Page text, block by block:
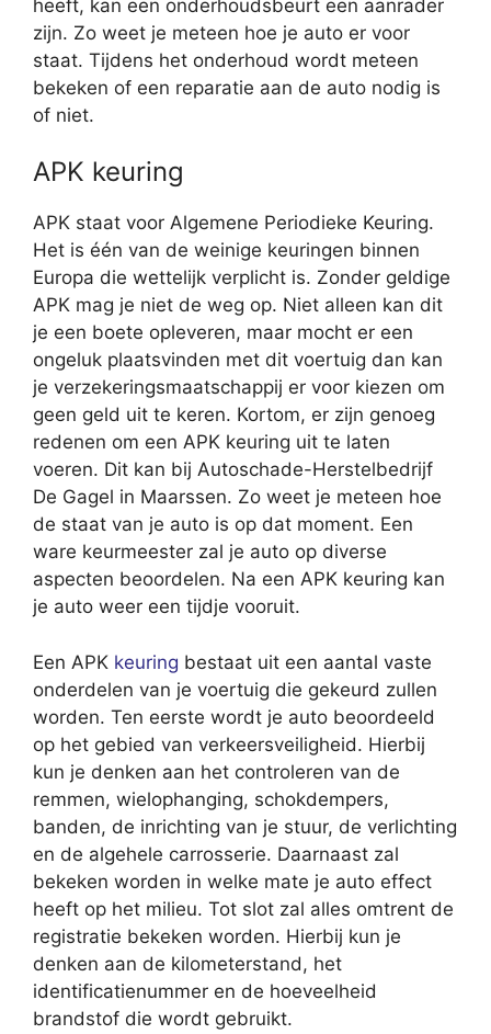
heeft, kan een onderhoudsbeurt een aanrader
zijn. Zo weet je meteen hoe je auto er voor
staat. Tijdens het onderhoud wordt meteen
bekeken of een reparatie aan de auto nodig is
of niet.
APK keuring
APK staat voor Algemene Periodieke Keuring.
Het is één van de weinige keuringen binnen
Europa die wettelijk verplicht is. Zonder geldige
APK mag je niet de weg op. Niet alleen kan dit
je een boete opleveren, maar mocht er een
ongeluk plaatsvinden met dit voertuig dan kan
je verzekeringsmaatschappij er voor kiezen om
geen geld uit te keren. Kortom, er zijn genoeg
redenen om een APK keuring uit te laten
voeren. Dit kan bij Autoschade-Herstelbedrijf
De Gagel in Maarssen. Zo weet je meteen hoe
de staat van je auto is op dat moment. Een
ware keurmeester zal je auto op diverse
aspecten beoordelen. Na een APK keuring kan
je auto weer een tijdje vooruit.
Een APK keuring bestaat uit een aantal vaste
onderdelen van je voertuig die gekeurd zullen
worden. Ten eerste wordt je auto beoordeeld
op het gebied van verkeersveiligheid. Hierbij
kun je denken aan het controleren van de
remmen, wielophanging, schokdempers,
banden, de inrichting van je stuur, de verlichting
en de algehele carrosserie. Daarnaast zal
bekeken worden in welke mate je auto effect
heeft op het milieu. Tot slot zal alles omtrent de
registratie bekeken worden. Hierbij kun je
denken aan de kilometerstand, het
identificatienummer en de hoeveelheid
brandstof die wordt gebruikt.